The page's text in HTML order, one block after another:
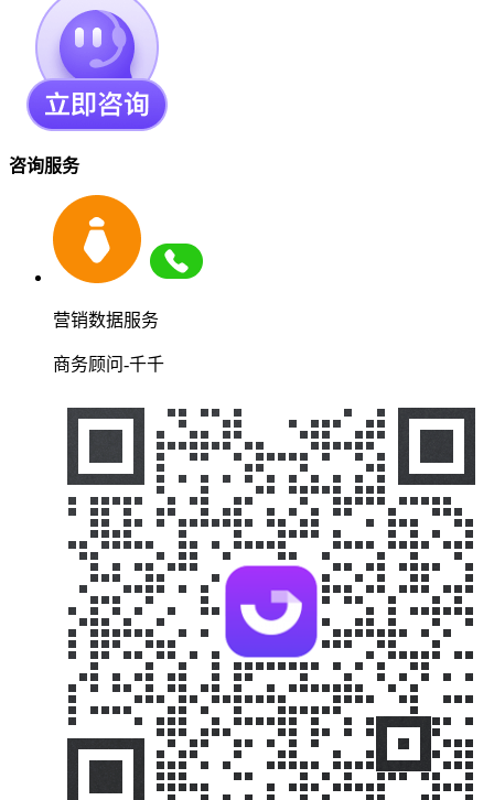
咨询服务
营销数据服务
商务顾问-千千